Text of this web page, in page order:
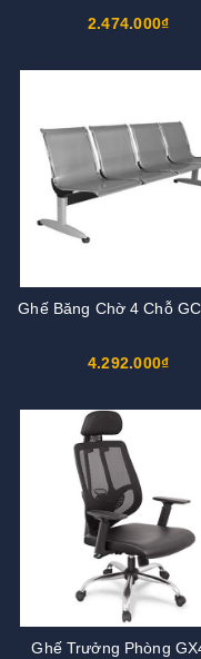
2.474.000₫
Ghế Băng Chờ 4 Chỗ
4.292.000₫
Ghế Trưởng Phòng